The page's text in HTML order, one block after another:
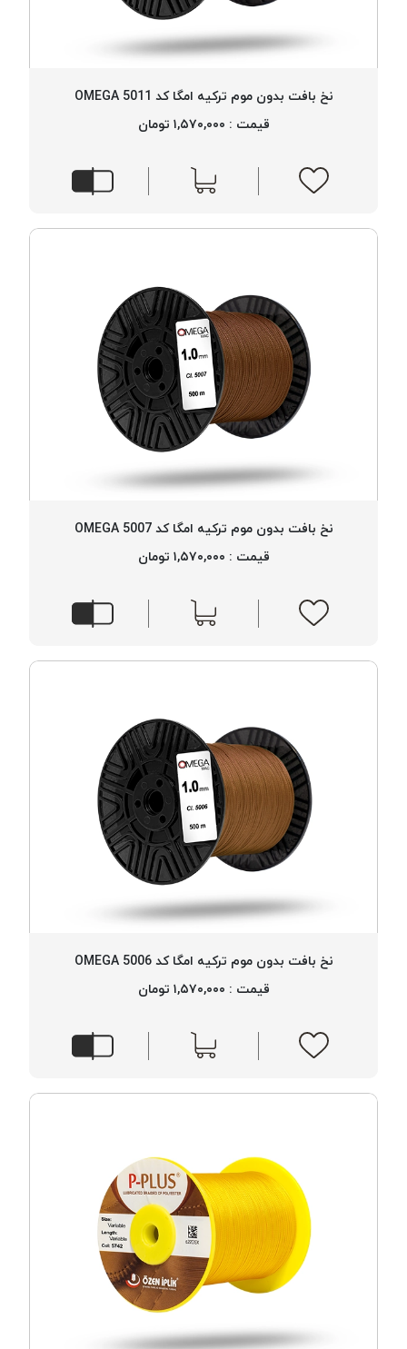
نخ بافت بدون موم ترکیه امگا کد 5011 OMEGA
قیمت : ۱,۵۷۰,۰۰۰ تومان
نخ بافت بدون موم ترکیه امگا کد 5007 OMEGA
قیمت : ۱,۵۷۰,۰۰۰ تومان
نخ بافت بدون موم ترکیه امگا کد 5006 OMEGA
قیمت : ۱,۵۷۰,۰۰۰ تومان